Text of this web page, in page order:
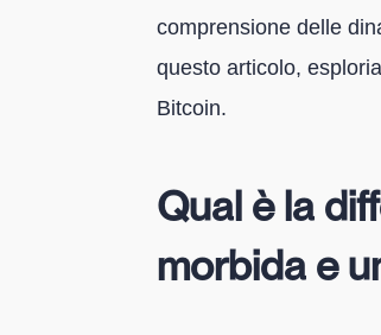
comprensione delle
questo articolo,
Bitcoin.
Qual è la
morbida e